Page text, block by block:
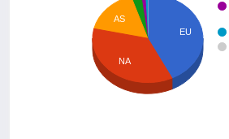
EU
AS
NA